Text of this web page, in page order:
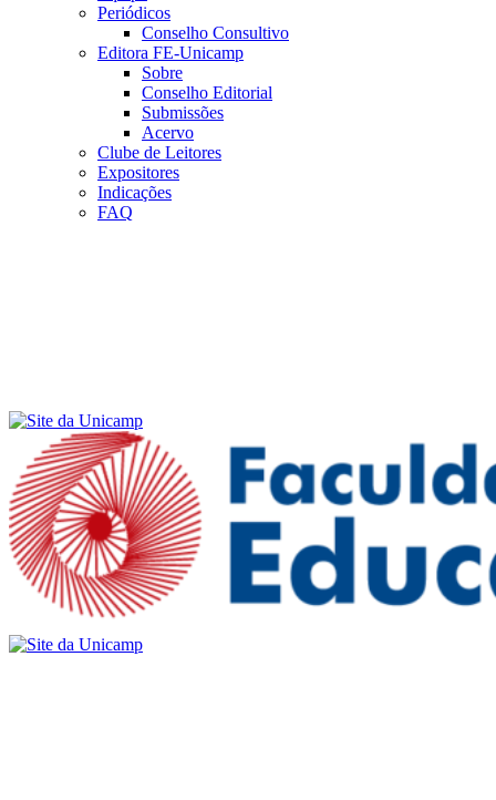
Periódicos
Conselho Consultivo
Editora FE-Unicamp
Sobre
Conselho Editorial
Submissões
Acervo
Clube de Leitores
Expositores
Indicações
FAQ